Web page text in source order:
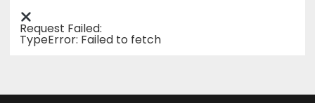
Request Failed:
TypeError: Failed to fetch